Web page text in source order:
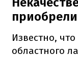
Известно,
областного